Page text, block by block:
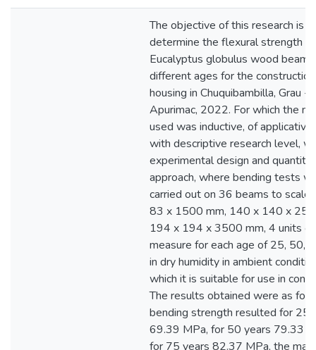
The objective of this research is
determine the flexural strength of
Eucalyptus globulus wood
different ages for the
housing in Chuquibambilla, Grau -
Apurimac, 2022. For which the
used was inductive, of
with descriptive research level,
experimental design and
approach, where bending tests
carried out on 36 beams to scale
83 x 1500 mm, 140 x 140 x
194 x 194 x 3500 mm, 4 units of
measure for each age of 25, 50,
in dry humidity in ambient
which it is suitable for use in
The results obtained were as
bending strength resulted for 25
69.39 MPa, for 50 years 79.33
for 75 years 82.37 MPa, the